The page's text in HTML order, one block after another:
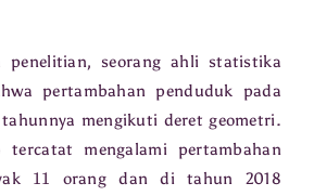
penelitian, seorang ahli statistika
pertambahan penduduk pada
mengikuti deret geometri.
tercatat mengalami pertambahan
11
orang dan di tahun 2018